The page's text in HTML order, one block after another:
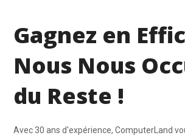
Gagnez en
Nous Nous
du Reste !
Avec 30 ans d'expérience, ComputerLand